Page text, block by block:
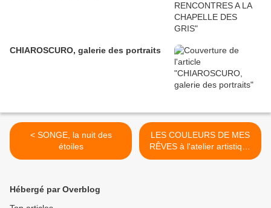
CHIAROSCURO, galerie des portraits
< SONGE, la nuit des
étoiles
LES COULEURS DE MES
RÊVES à l'atelier artistique
>
Hébergé par Overblog